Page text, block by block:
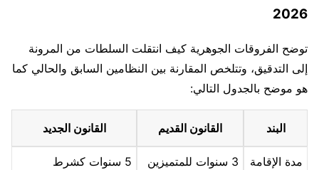
2026
توضح الفروقات الجوهرية كيف انتقلت السلطات من المرونة
إلى التدقيق، وتتلخص المقارنة بين النظامين السابق والحالي كما
هو موضح بالجدول التالي:
البند القانون القديم القانون الجديد
مدة الإقامة
3 سنوات للمتميزين
5 سنوات كشرط